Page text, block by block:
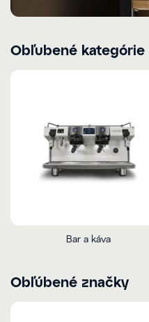
Obľubené kategórie
Bar a káva
Obľúbené značky